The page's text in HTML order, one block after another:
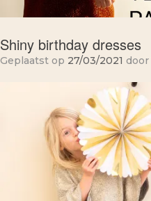
Shiny birthday dresses
Geplaatst op 27/03/2021 door